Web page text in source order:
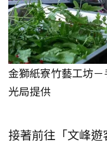
金獅紙寮竹藝工坊
光局提供
接著前往「文峰